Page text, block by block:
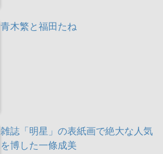
青木繁と福田たね
雑誌「明星」の表紙画で絶大な人気
を博した一條成美